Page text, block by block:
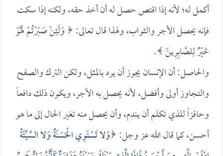
أكمل له؛ لأنه إذا اقتص حصل له أن أخذ حقه، ولكنه إذا سكت
فإنه يحصل الأجر والثواب، ولهذا قال تعالى:
وَلَئِنْ صَبَرْتُمْ لَهُوَ
خَيْرٌ لِلصَّابِرِينَ .
والحاصل: أن الإنسان يجوز أن يرد بالمثل، ولكن الترك والصفح
والتجاوز أولى وأفضل، لأنه يحصل به الأجر، ويكون ذلك دافعاً
وحافزاً للذي تكلم أن يندم، وأن يحصل منه تغير الحال إلى ما هو
أحسن، كما قال الله عز وجل: وَلا تَسْتَوِي الْحَسَنَةُ وَلا السَّيِّئَةُ